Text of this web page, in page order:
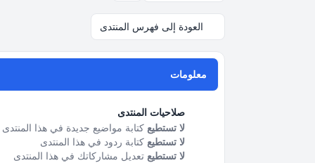
العودة إلى فهرس المنتدى
معلومات
صلاحيات المنتدى
لا تستطيع كتابة مواضيع جديدة في هذا المنتدى
لا تستطيع كتابة ردود في هذا المنتدى
لا تستطيع تعديل مشاركاتك في هذا المنتدى